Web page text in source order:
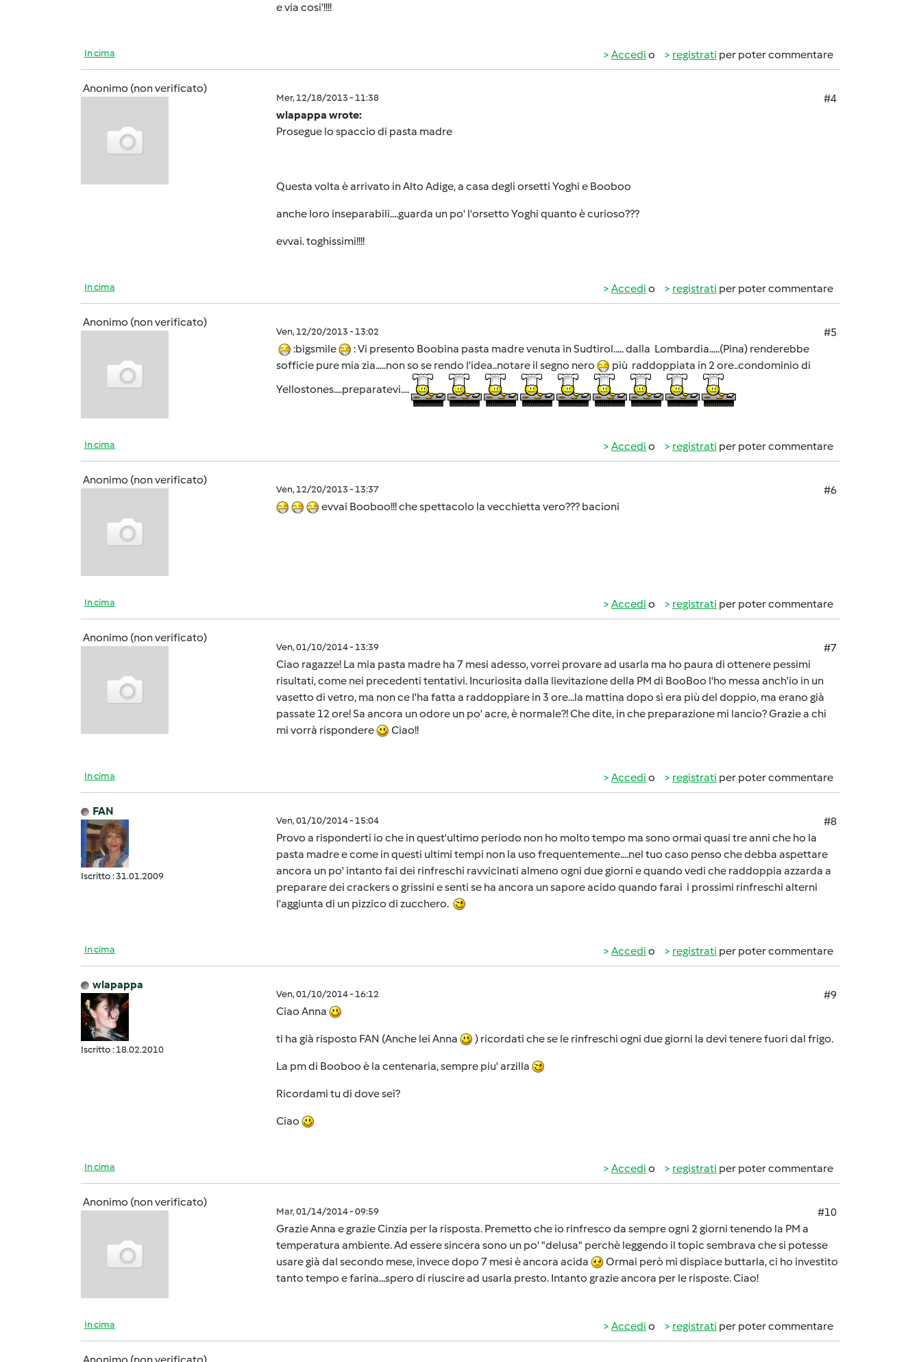
e via cosi'!!!!
In cima Accedi o registrati per poter commentare
Anonimo (non verificato)
Mer, 12/18/2013 - 11:38
#4
wlapappa wrote:
Prosegue lo spaccio di pasta madre
Questa volta è arrivato in Alto Adige, a casa degli orsetti Yoghi e Booboo
anche loro inseparabili....guarda un po' l'orsetto Yoghi quanto è curioso???
evvai. toghissimi!!!!
In cima Accedi o registrati per poter commentare
Anonimo (non verificato)
Ven, 12/20/2013 - 13:02
#5
:bigsmile
: Vi presento Boobina pasta madre venuta in Sudtirol..... dalla Lombardia.....(Pina) renderebbe
sofficie pure mia zia.....non so se rendo l'idea..notare il segno nero
più raddoppiata in 2 ore..condominio di
Yellostones....preparatevi....
In cima Accedi o registrati per poter commentare
Anonimo (non verificato)
Ven, 12/20/2013 - 13:37
#6
evvai Booboo!!! che spettacolo la vecchietta vero??? bacioni
In cima Accedi o registrati per poter commentare
Anonimo (non verificato)
Ven, 01/10/2014 - 13:39
#7
Ciao ragazze! La mia pasta madre ha 7 mesi adesso, vorrei provare ad usarla ma ho paura di ottenere pessimi
risultati, come nei precedenti tentativi. Incuriosita dalla lievitazione della PM di BooBoo l'ho messa anch'io in un
vasetto di vetro, ma non ce l'ha fatta a raddoppiare in 3 ore...la mattina dopo sì era più del doppio, ma erano già
passate 12 ore! Sa ancora un odore un po' acre, è normale?! Che dite, in che preparazione mi lancio? Grazie a chi
mi vorrà rispondere
Ciao!!
In cima Accedi o registrati per poter commentare
FAN
Iscritto : 31.01.2009
Ven, 01/10/2014 - 15:04
#8
Provo a risponderti io che in quest'ultimo periodo non ho molto tempo ma sono ormai quasi tre anni che ho la
pasta madre e come in questi ultimi tempi non la uso frequentemente....nel tuo caso penso che debba aspettare
ancora un po' intanto fai dei rinfreschi ravvicinati almeno ogni due giorni e quando vedi che raddoppia azzarda a
preparare dei crackers o grissini e senti se ha ancora un sapore acido quando farai i prossimi rinfreschi alterni
l'aggiunta di un pizzico di zucchero.
In cima Accedi o registrati per poter commentare
wlapappa
Iscritto : 18.02.2010
Ven, 01/10/2014 - 16:12
#9
Ciao Anna
ti ha già risposto FAN (Anche lei Anna ) ricordati che se le rinfreschi ogni due giorni la devi tenere fuori dal frigo.
La pm di Booboo è la centenaria, sempre piu' arzilla
Ricordami tu di dove sei?
Ciao
In cima Accedi o registrati per poter commentare
Anonimo (non verificato)
Mar, 01/14/2014 - 09:59
#10
Grazie Anna e grazie Cinzia per la risposta. Premetto che io rinfresco da sempre ogni 2 giorni tenendo la PM a
temperatura ambiente. Ad essere sincera sono un po' "delusa" perchè leggendo il topic sembrava che si potesse
usare già dal secondo mese, invece dopo 7 mesi è ancora acida
Ormai però mi dispiace buttarla, ci ho investito
tanto tempo e farina...spero di riuscire ad usarla presto. Intanto grazie ancora per le risposte. Ciao!
In cima Accedi o registrati per poter commentare